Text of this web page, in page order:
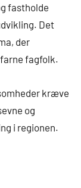
fastholde
Det
der
fagfolk.
kræve
og
i regionen.